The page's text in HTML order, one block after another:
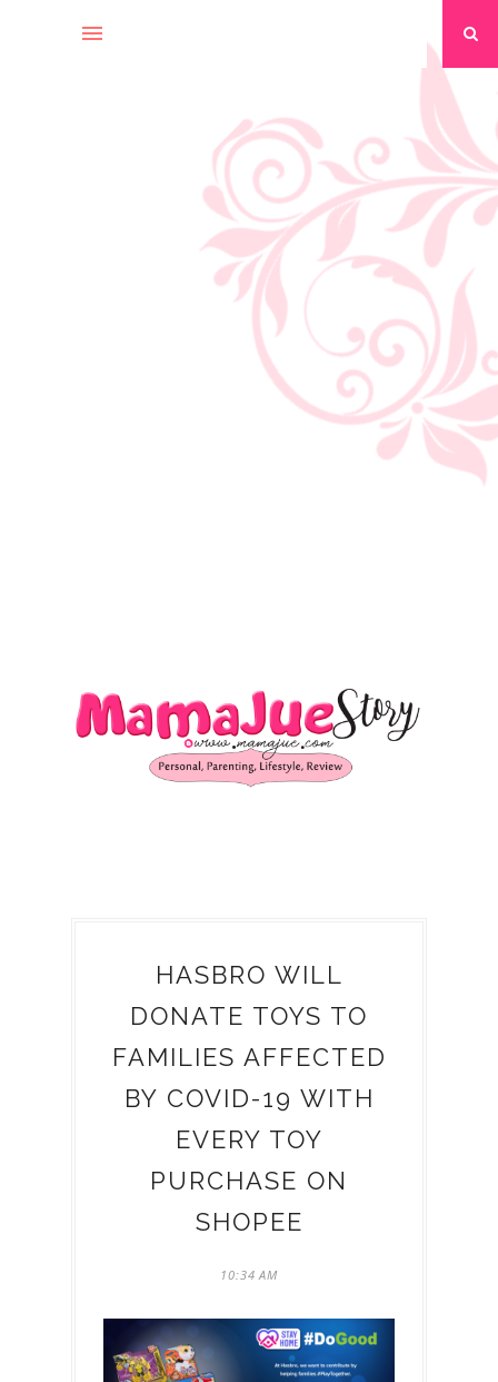
HASBRO WILL
DONATE TOYS TO
FAMILIES AFFECTED
BY COVID-19 WITH
EVERY TOY
PURCHASE ON
SHOPEE
10:34 AM